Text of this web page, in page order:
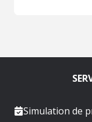
Simulation de